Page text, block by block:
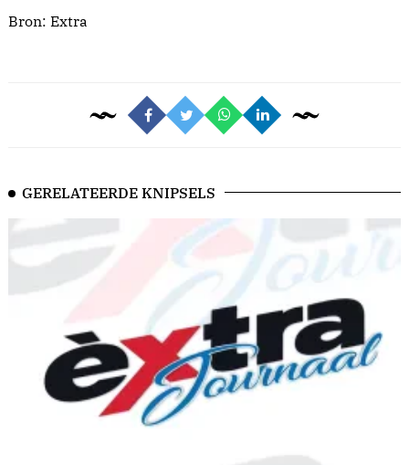
Bron: Extra
GERELATEERDE KNIPSELS